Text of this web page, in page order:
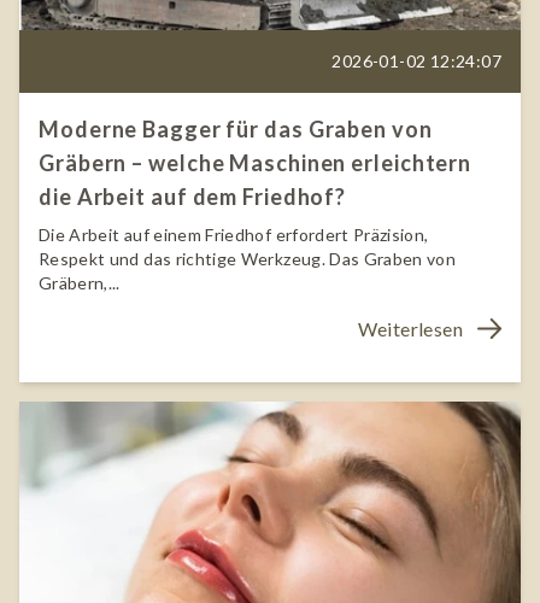
2026-01-02 12:24:07
Moderne Bagger für das Graben von
Gräbern – welche Maschinen erleichtern
die Arbeit auf dem Friedhof?
Die Arbeit auf einem Friedhof erfordert Präzision,
Respekt und das richtige Werkzeug. Das Graben von
Gräbern,...
Weiterlesen